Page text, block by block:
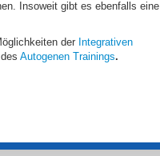
Insoweit gibt es ebenfalls eine
der Integrativen
Autogenen Trainings.